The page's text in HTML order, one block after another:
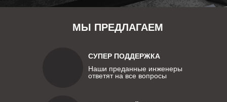
МЫ ПРЕДЛАГАЕМ
СУПЕР ПОДДЕРЖКА
Наши преданные инженеры
ответят на все вопросы